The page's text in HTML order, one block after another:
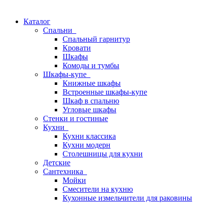
Каталог
Спальни
Спальный гарнитур
Кровати
Шкафы
Комоды и тумбы
Шкафы-купе
Книжные шкафы
Встроенные шкафы-купе
Шкаф в спальню
Угловые шкафы
Стенки и гостиные
Кухни
Кухни классика
Кухни модерн
Столешницы для кухни
Детские
Сантехника
Мойки
Смесители на кухню
Кухонные измельчители для раковины